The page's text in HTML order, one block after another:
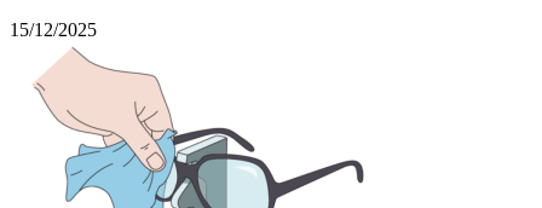
15/12/2025